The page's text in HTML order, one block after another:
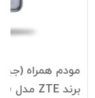
برند ZTE مدل U30 Pro